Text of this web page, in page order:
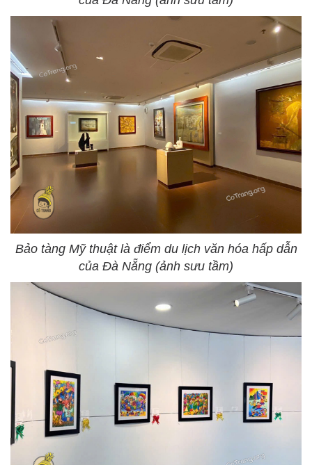
Bảo tàng Mỹ thuật là điểm du lịch văn hóa hấp dẫn
của Đà Nẵng (ảnh sưu tầm)